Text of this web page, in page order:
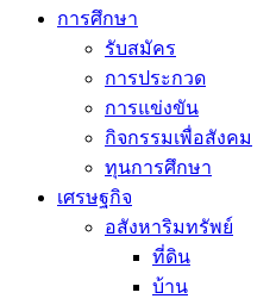
การศึกษา
รับสมัคร
การประกวด
การแข่งขัน
กิจกรรมเพื่อสังคม
ทุนการศึกษา
เศรษฐกิจ
อสังหาริมทรัพย์
ที่ดิน
บ้าน